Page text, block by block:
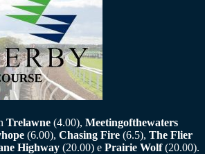
Trelawne (4.00), Meetingofthewaters
(6.00), Chasing Fire (6.5), The Flier
Highway (20.00) e Prairie Wolf(20.00).